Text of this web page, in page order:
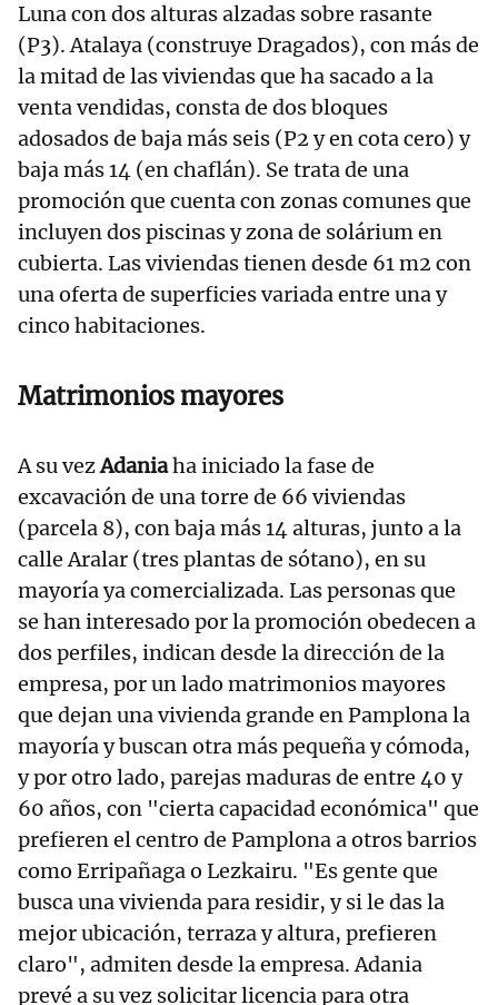
Luna con dos alturas alzadas sobre rasante
(P3). Atalaya (construye Dragados), con más de
la mitad de las viviendas que ha sacado a la
venta vendidas, consta de dos bloques
adosados de baja más seis (P2 y en cota cero) y
baja más 14 (en chaflán). Se trata de una
promoción que cuenta con zonas comunes que
incluyen dos piscinas y zona de solárium en
cubierta. Las viviendas tienen desde 61 m2 con
una oferta de superficies variada entre una y
cinco habitaciones.
Matrimonios mayores
A su vezAdaniaha iniciado la fase de
excavación de una torre de 66 viviendas
(parcela 8), con baja más 14 alturas, junto a la
calle Aralar (tres plantas de sótano), en su
mayoría ya comercializada. Las personas que
se han interesado por la promoción obedecen a
dos perfiles, indican desde la dirección de la
empresa, por un lado matrimonios mayores
que dejan una vivienda grande en Pamplona la
mayoría y buscan otra más pequeña y cómoda,
y por otro lado, parejas maduras de entre 40 y
60 años, con "cierta capacidad económica" que
prefieren el centro de Pamplona a otros barrios
como Erripañaga o Lezkairu. "Es gente que
busca una vivienda para residir, y si le das la
mejor ubicación, terraza y altura, prefieren
claro", admiten desde la empresa. Adania
prevé a su vez solicitar licencia para otra